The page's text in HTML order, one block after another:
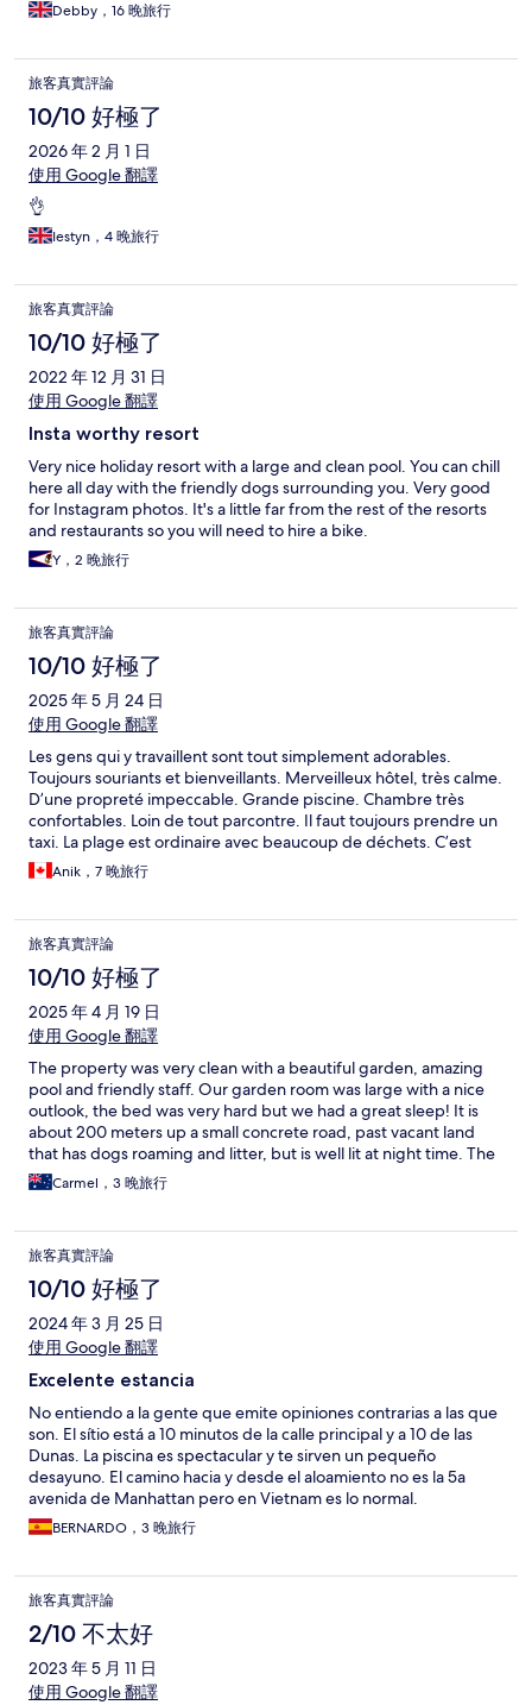
Debby，16 晚旅行
旅客真實評論
10/10 好極了
2026 年 2 月 1 日
使用 Google 翻譯
👌
Iestyn，4 晚旅行
旅客真實評論
10/10 好極了
2022 年 12 月 31 日
使用 Google 翻譯
Insta worthy resort
Very nice holiday resort with a large and clean pool. You can chill
here all day with the friendly dogs surrounding you. Very good
for Instagram photos. It's a little far from the rest of the resorts
and restaurants so you will need to hire a bike.
Y，2 晚旅行
旅客真實評論
10/10 好極了
2025 年 5 月 24 日
使用 Google 翻譯
Les gens qui y travaillent sont tout simplement adorables.
Toujours souriants et bienveillants. Merveilleux hôtel, très calme.
D’une propreté impeccable. Grande piscine. Chambre très
confortables. Loin de tout parcontre. Il faut toujours prendre un
taxi. La plage est ordinaire avec beaucoup de déchets. C’est
triste de voir ça.
Anik，7 晚旅行
旅客真實評論
10/10 好極了
2025 年 4 月 19 日
使用 Google 翻譯
The property was very clean with a beautiful garden, amazing
pool and friendly staff. Our garden room was large with a nice
outlook, the bed was very hard but we had a great sleep! It is
about 200 meters up a small concrete road, past vacant land
that has dogs roaming and litter, but is well lit at night time. The
property offers drinks for sale but no food. It is close enough to
walk to local and tourist restaurants, or you can hire a scooter
very helpful, and had her husband drive us at 6.30am to catch
our bus for no charge. We would definitely come back here and
would highly recommend staying.
Carmel，3 晚旅行
旅客真實評論
10/10 好極了
2024 年 3 月 25 日
使用 Google 翻譯
Excelente estancia
No entiendo a la gente que emite opiniones contrarias a las que
son. El sítio está a 10 minutos de la calle principal y a 10 de las
Dunas. La piscina es spectacular y te sirven un pequeño
desayuno. El camino hacia y desde el aloamiento no es la 5a
avenida de Manhattan pero en Vietnam es lo normal.
BERNARDO，3 晚旅行
旅客真實評論
2/10 不太好
2023 年 5 月 11 日
使用 Google 翻譯